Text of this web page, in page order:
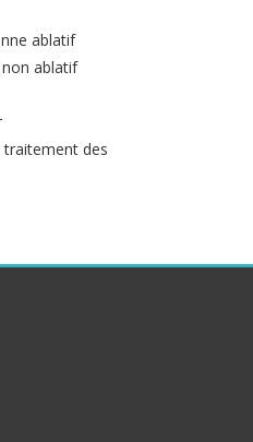
ablatif
ablatif
traitement des